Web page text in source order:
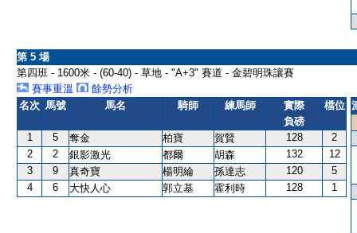
第 5 場
第四班 - 1600米 - (60-40) - 草地 - "A+3" 賽道 - 金碧明珠讓賽
賽事重溫
餘勢分析
名次 馬號 馬名 騎師 練馬師
實際
負磅
檔位
1 5 奪金 柏寶 賀賢 128
2
2
2 銀影激光 都爾 胡森 132
12
3
9 真奇寶 楊明綸 孫達志 120
5
4
6 大快人心 郭立基 霍利時 128 1